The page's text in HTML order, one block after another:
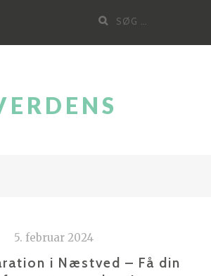
Søg
5. februar 2024
i Næstved – Få din